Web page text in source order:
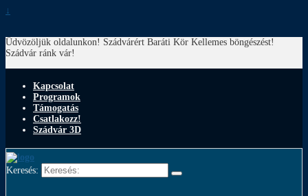
↓
Üdvözöljük oldalunkon! Szádvárért Baráti Kör Kellemes böngészést!
Szádvár ránk vár!
Kapcsolat
Programok
Támogatás
Csatlakozz!
Szádvár 3D
Keresés: